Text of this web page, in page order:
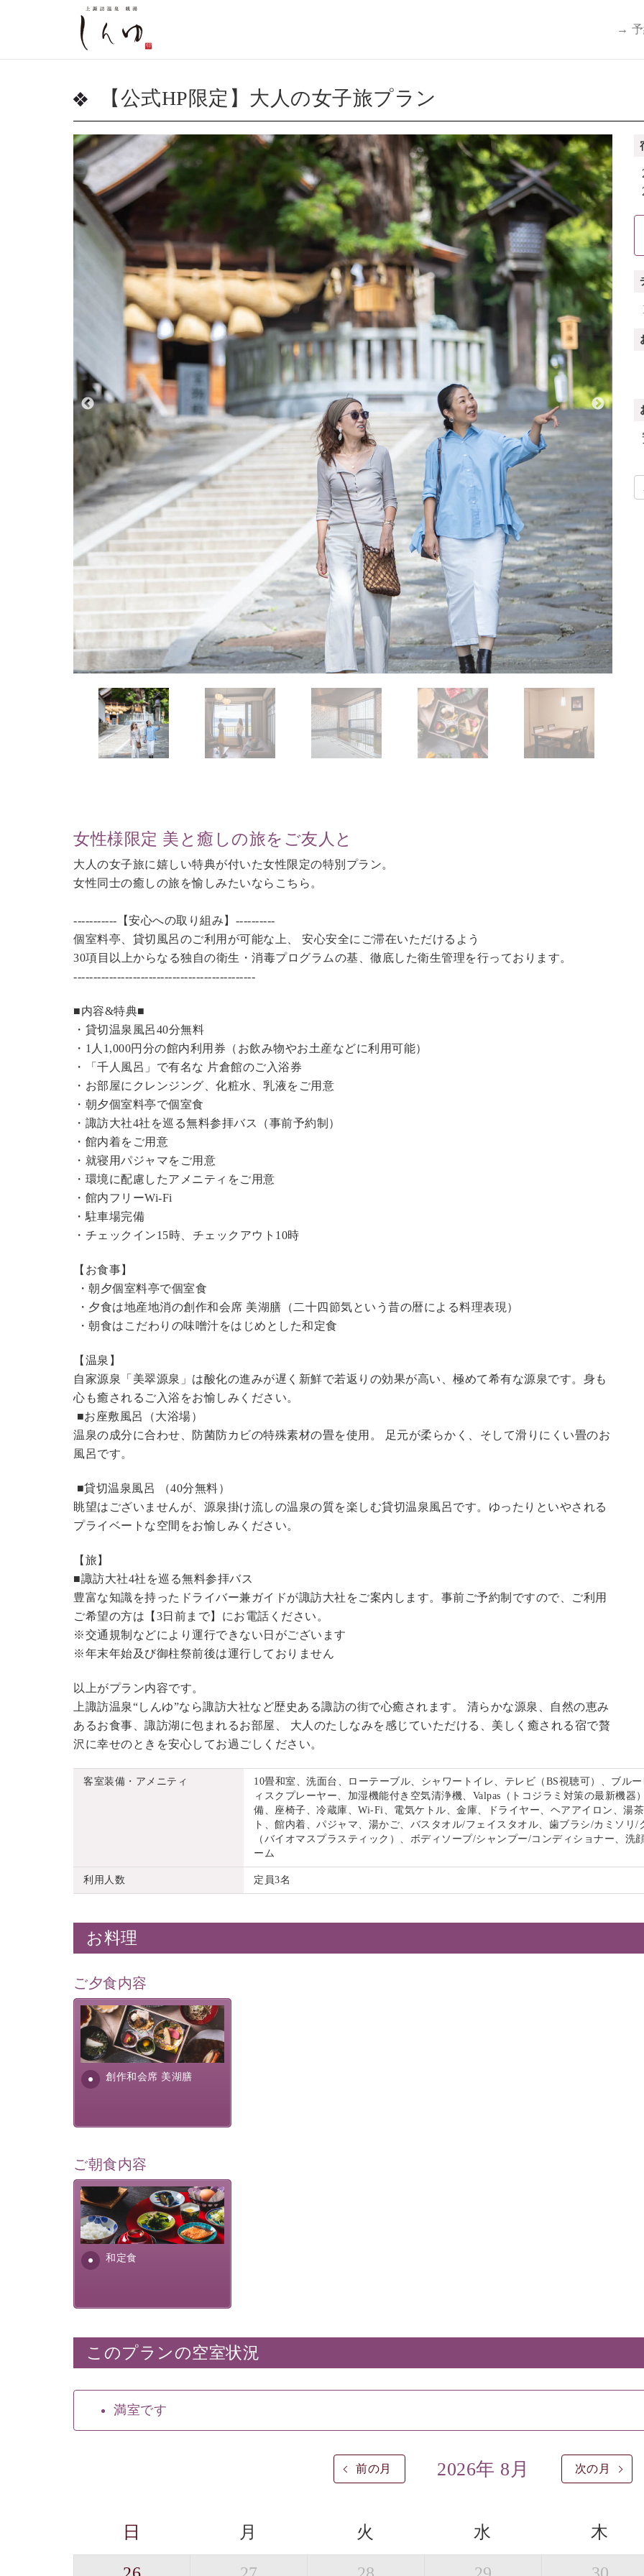
→ 予
【公式HP限定】大人の女子旅プラン
女性様限定 美と癒しの旅をご友人と
大人の女子旅に嬉しい特典が付いた女性限定の特別プラン。
女性同士の癒しの旅を愉しみたいならこちら。
-----------【安心への取り組み】----------
個室料亭、貸切風呂のご利用が可能な上、 安心安全にご滞在いただけるよう
30項目以上からなる独自の衛生・消毒プログラムの基、徹底した衛生管理を行っております。
----------------------------------------------
■内容&特典■
・ 貸切温泉風呂40分無料
・1人1,000円分の館内利用券（お飲み物やお土産などに利用可能）
・「千人風呂」で有名な 片倉館のご入浴券
・お部屋にクレンジング、化粧水、乳液をご用意
・朝夕個室料亭で個室食
・諏訪大社4社を巡る無料参拝バス（事前予約制）
・館内着をご用意
・就寝用パジャマをご用意
・環境に配慮したアメニティをご用意
・館内フリーWi-Fi
・駐車場完備
・チェックイン15時、チェックアウト10時
【お食事】
・朝夕個室料亭で個室食
・夕食は地産地消の創作和会席 美湖膳（二十四節気という昔の暦による料理表現）
・朝食はこだわりの味噌汁をはじめとした和定食
【温泉】
自家源泉「美翠源泉」は酸化の進みが遅く新鮮で若返りの効果が高い、極めて希有な源泉です。身も
心も癒されるご入浴をお愉しみください。
■お座敷風呂（大浴場）
温泉の成分に合わせ、防菌防カビの特殊素材の畳を使用。 足元が柔らかく、そして滑りにくい畳のお
風呂です。
■貸切温泉風呂 （40分無料）
眺望はございませんが、源泉掛け流しの温泉の質を楽しむ貸切温泉風呂です。ゆったりといやされる
プライベートな空間をお愉しみください。
【旅】
■諏訪大社4社を巡る無料参拝バス
豊富な知識を持ったドライバー兼ガイドが諏訪大社をご案内します。 事前ご予約制ですので、ご利用
ご希望の方は【3日前まで】にお電話ください。
※交通規制などにより運行できない日がございます
※年末年始及び御柱祭前後は運行しておりません
以上がプラン内容です。
上諏訪温泉“しんゆ”なら諏訪大社など歴史ある諏訪の街で心癒されます。 清らかな源泉、自然の恵み
あるお食事、諏訪湖に包まれるお部屋、 大人のたしなみを感じていただける、美しく癒される宿で贅
沢に幸せのときを安心してお過ごしください。
客室装備・アメニティ
10畳和室、洗面台、ローテーブル、シャワートイレ、テレビ（BS視聴可）、ブル
ィスクプレーヤー、加湿機能付き空気清浄機、Valpas（トコジラミ対策の最新機器
備、座椅子、冷蔵庫、Wi-Fi、電気ケトル、金庫、ドライヤー、ヘアアイロン、湯
ト、館内着、パジャマ、湯かご、バスタオル/フェイスタオル、歯ブラシ/カミソリ/
（バイオマスプラスティック）、ボディソープ/シャンプー/コンディショナー、洗
ーム
利用人数 定員3名
お料理
ご夕食内容
創作和会席 美湖膳
美湖膳とは諏訪の地で特別を
提供する為に料理長・神原 裕
明が考え出した創作和会席で
す。美しい諏訪湖の幸...
ご朝食内容
和定食
さっぱりとした和食膳に使わ
れる食材は、諏訪の名産品を
ふんだんに取り入れ、安心・
安全を心掛けた長野県産...
このプランの空室状況
満室です
前の月 2026年 8月 次の月
日 月 火 水 木